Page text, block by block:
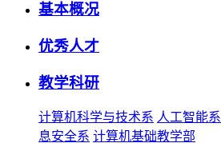
基本概况
优秀人才
教学科研
计算机科学与技术系 人工智能系
息安全系 计算机基础教学部